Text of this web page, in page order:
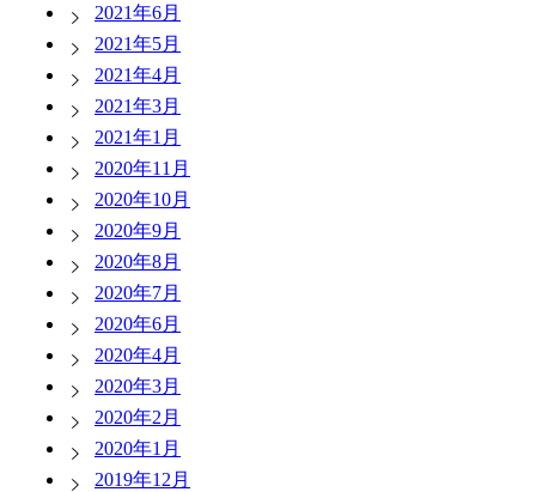
2021年6月
2021年5月
2021年4月
2021年3月
2021年1月
2020年11月
2020年10月
2020年9月
2020年8月
2020年7月
2020年6月
2020年4月
2020年3月
2020年2月
2020年1月
2019年12月